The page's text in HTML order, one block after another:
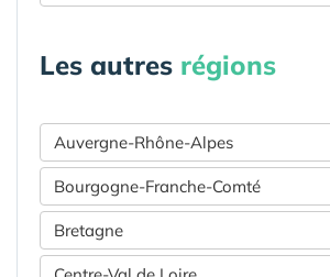
Les autres régions
Auvergne-Rhône-Alpes
Bourgogne-Franche-Comté
Bretagne